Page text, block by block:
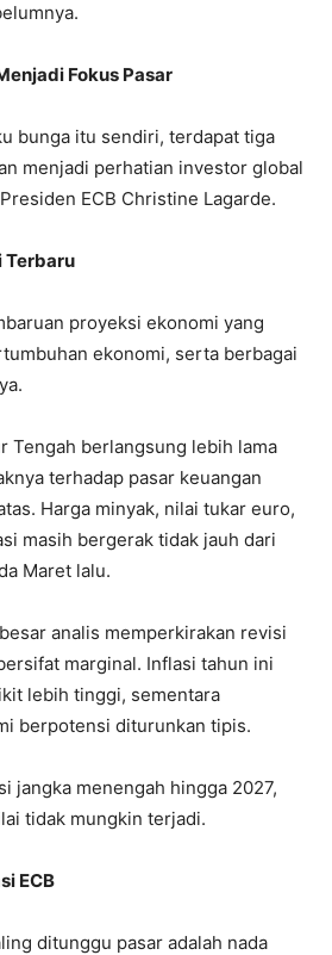
Fokus Pasar
bunga itu sendiri, terdapat tiga
menjadi perhatian investor global
ECB Christine Lagarde.
Terbaru
proyeksi ekonomi yang
ekonomi, serta berbagai
Tengah berlangsung lebih lama
terhadap pasar keuangan
Harga minyak, nilai tukar euro,
masih bergerak tidak jauh dari
Maret lalu.
analis memperkirakan revisi
marginal. Inflasi tahun ini
lebih tinggi, sementara
berpotensi diturunkan tipis.
jangka menengah hingga 2027,
tidak mungkin terjadi.
ECB
ditunggu pasar adalah nada